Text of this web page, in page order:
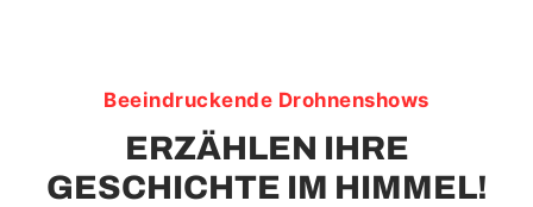
Beeindruckende Drohnenshows
ERZÄHLEN IHRE
GESCHICHTE IM HIMMEL!